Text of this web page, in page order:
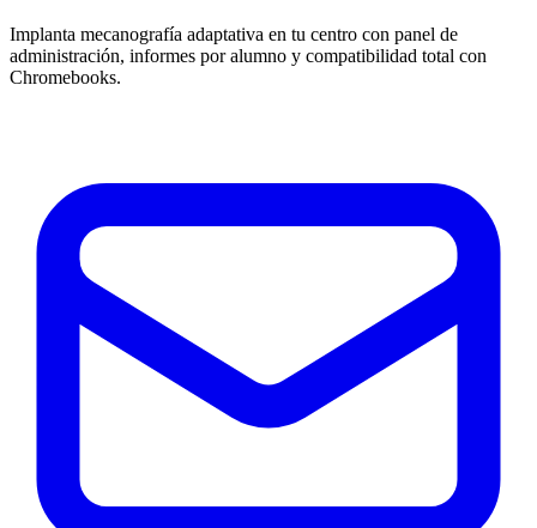
Implanta mecanografía adaptativa en tu centro con panel de
administración, informes por alumno y compatibilidad total con
Chromebooks.